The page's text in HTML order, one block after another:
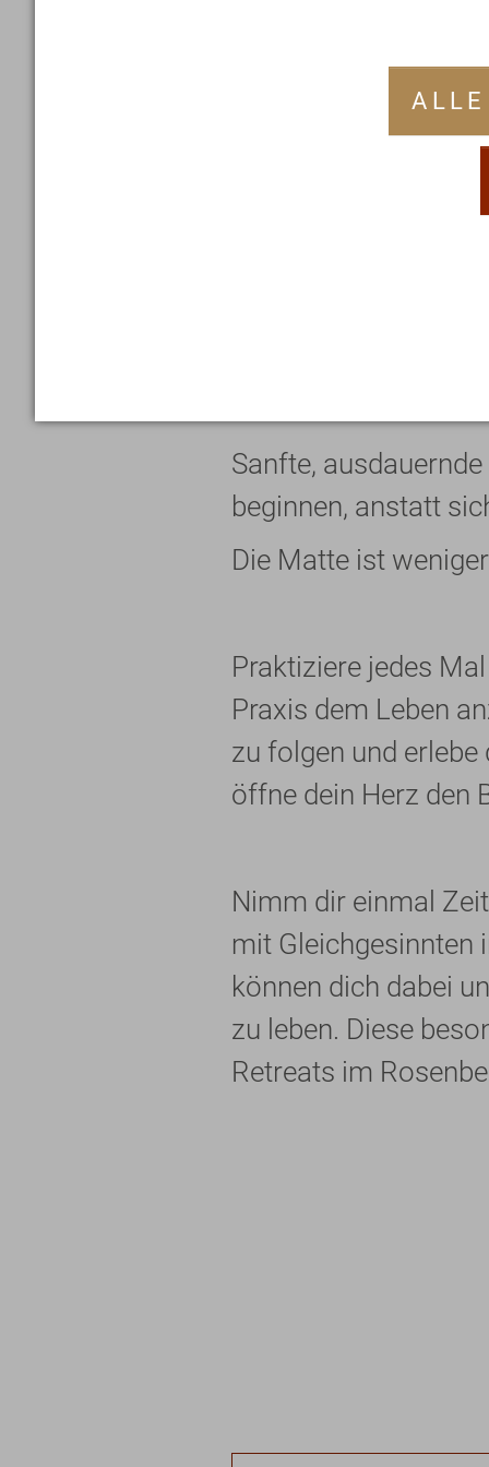
von emotionalen
Dies führt uns in
Moment gerichtet,
Wendepunkte auf
Sanfte,
beginnen, anstatt
Die Matte ist
Praktiziere jedes
Praxis dem Leben
zu folgen und erlebe
öffne dein Herz den
Nimm dir einmal
mit Gleichgesinnten
können dich dabei
zu leben. Diese
Retreats im